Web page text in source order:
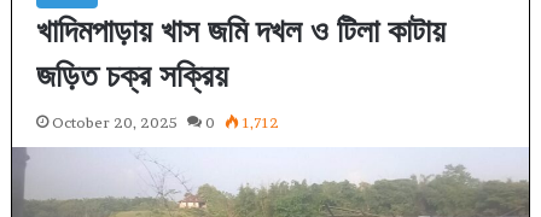
খাদিমপাড়ায় খাস জমি দখল ও টিলা কাটায়
জড়িত চক্র সক্রিয়
October 20, 2025 0 1,712